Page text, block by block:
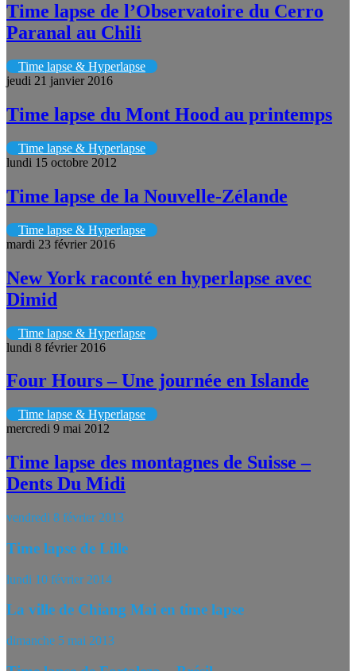
Time lapse de l’Observatoire du Cerro
Paranal au Chili
Time lapse & Hyperlapse
jeudi 21 janvier 2016
Time lapse du Mont Hood au printemps
Time lapse & Hyperlapse
lundi 15 octobre 2012
Time lapse de la Nouvelle-Zélande
Time lapse & Hyperlapse
mardi 23 février 2016
New York raconté en hyperlapse avec
Dimid
Time lapse & Hyperlapse
lundi 8 février 2016
Four Hours – Une journée en Islande
Time lapse & Hyperlapse
mercredi 9 mai 2012
Time lapse des montagnes de Suisse –
Dents Du Midi
vendredi 8 février 2013
Time lapse de Lille
lundi 10 février 2014
La ville de Chiang Mai en time lapse
dimanche 5 mai 2013